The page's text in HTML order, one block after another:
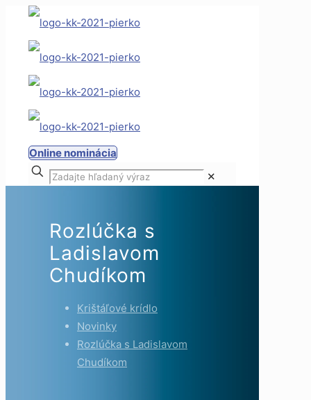
Online nominácia
✕
Rozlúčka s
Ladislavom
Chudíkom
Krištáľové krídlo
Novinky
Rozlúčka s Ladislavom
Chudíkom